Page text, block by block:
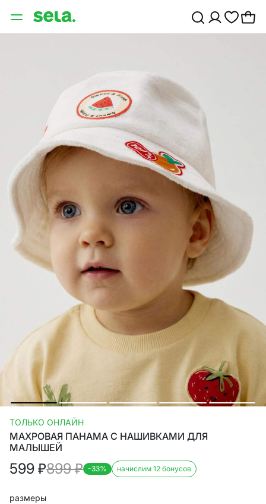
ТОЛЬКО ОНЛАЙН
МАХРОВАЯ ПАНАМА С НАШИВКАМИ ДЛЯ
МАЛЫШЕЙ
599 ₽899₽ -33% начислим 12 бонусов
размеры